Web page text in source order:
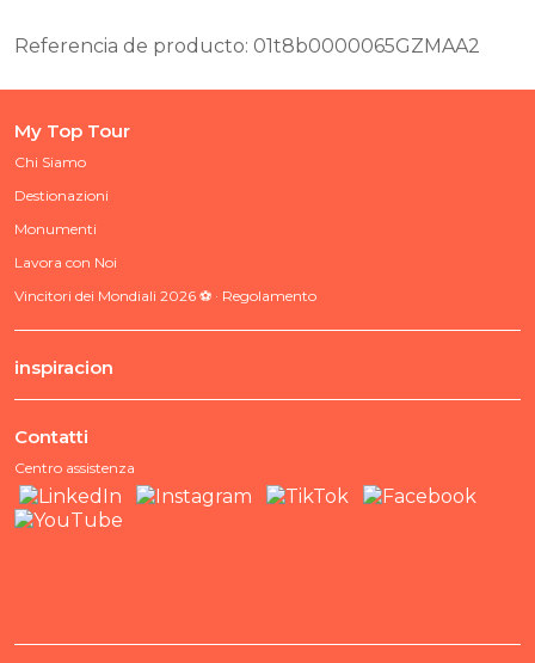
Referencia de producto: 01t8b0000065GZMAA2
My Top Tour
Chi Siamo
Destionazioni
Monumenti
Lavora con Noi
Vincitori dei Mondiali 2026 ⚽ · Regolamento
inspiracion
Contatti
Centro assistenza